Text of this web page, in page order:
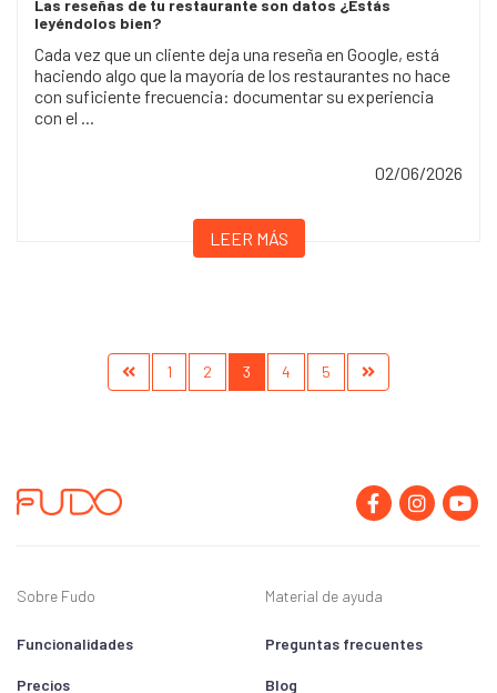
Las reseñas de tu restaurante son datos ¿Estás
leyéndolos bien?
Cada vez que un cliente deja una reseña en Google, está
haciendo algo que la mayoría de los restaurantes no hace
con suficiente frecuencia: documentar su experiencia
con el ...
02/06/2026
LEER MÁS
1 2 3 4 5
Sobre Fudo
Funcionalidades
Precios
Material de ayuda
Preguntas frecuentes
Blog